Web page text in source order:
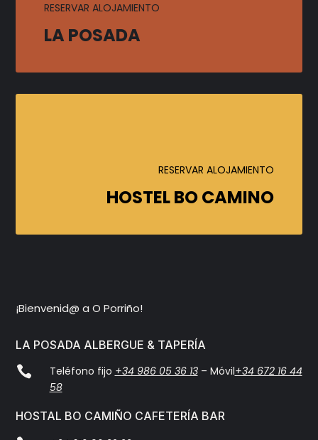
RESERVAR ALOJAMIENTO
LA POSADA
RESERVAR ALOJAMIENTO
HOSTEL BO CAMINO
¡Bienvenid@ a O Porriño!
LA POSADA ALBERGUE & TAPERÍA
 Teléfono fijo +34 986 05 36 13– Móvil+34 672 16 44
58
HOSTAL BO CAMIÑO CAFETERÍA BAR